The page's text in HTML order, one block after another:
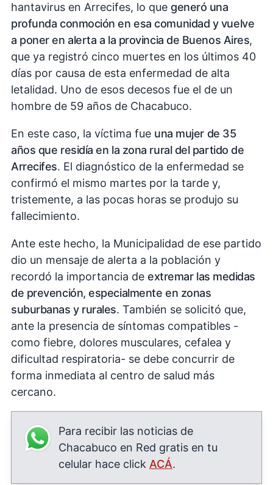
hantavirus en Arrecifes, lo que generó una
profunda conmoción en esa comunidad y vuelve
a poner en alerta a la provincia de Buenos Aires,
que ya registró cinco muertes en los últimos 40
días por causa de esta enfermedad de alta
letalidad. Uno de esos decesos fue el de un
hombre de 59 años de Chacabuco.
En este caso, la víctima fue una mujer de 35
años que residía en la zona rural del partido de
Arrecifes. El diagnóstico de la enfermedad se
confirmó el mismo martes por la tarde y,
tristemente, a las pocas horas se produjo su
fallecimiento.
Ante este hecho, la Municipalidad de ese partido
dio un mensaje de alerta a la población y
recordó la importancia de extremar las medidas
de prevención, especialmente en zonas
suburbanas y rurales. También se solicitó que,
ante la presencia de síntomas compatibles -
como fiebre, dolores musculares, cefalea y
dificultad respiratoria- se debe concurrir de
forma inmediata al centro de salud más
cercano.
Para recibir las noticias de
Chacabuco en Red gratis en tu
celular hace click ACÁ.